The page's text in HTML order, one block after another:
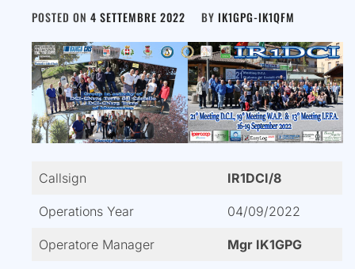
POSTED ON 4 SETTEMBRE 2022 BY IK1GPG-IK1QFM
Callsign IR1DCI/8
Operations Year 04/09/2022
Operatore Manager Mgr IK1GPG